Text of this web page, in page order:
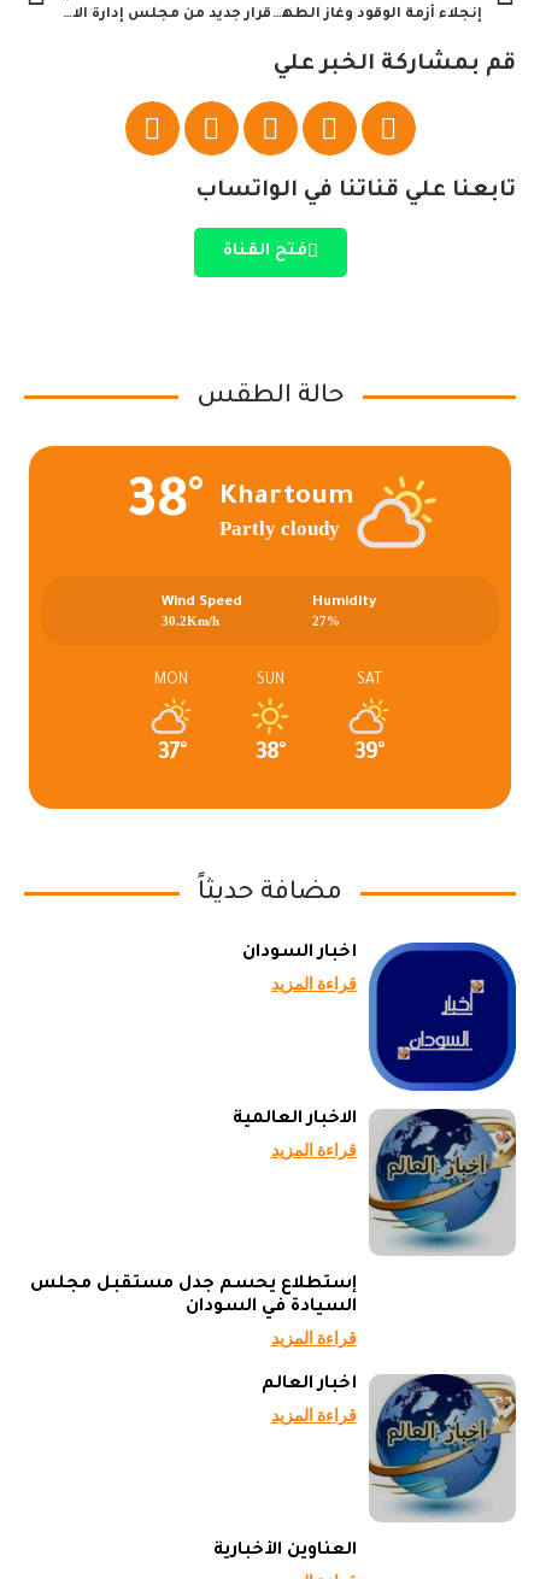
إنجلاء أزمة الوقود وغاز الطهي السودان قرار جديد من مجلس إدارة الاتحاد بالتمرير
قم بمشاركة الخبر علي
تابعنا علي قناتنا في الواتساب
فتح القناة
حالة الطقس
Khartoum
Partly cloudy
38°
Humidity
27%
Wind Speed
30.2Km/h
SAT
39°
SUN
38°
MON
37°
مضافة حديثاً
أخبار السودان
قراءة المزيد
الاخبار العالمية
قراءة المزيد
إستطلاع يحسم جدل مستقبل مجلس
السيادة في السودان
قراءة المزيد
أخبار العالم
قراءة المزيد
العناوين الأخبارية